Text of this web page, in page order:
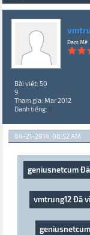
Đam Mê
Bài viết: 50
9
Tham gia: Mar 2012
Danh tiếng: 0
04-21-2014, 08:52 AM
geniusnetcum
vmtrung12 Đã